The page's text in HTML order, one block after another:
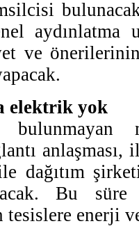
aydınlatma
ve
elektrik yok
bulunmayan
anlaşması,
dağıtım
Bu süre
tesislere enerji